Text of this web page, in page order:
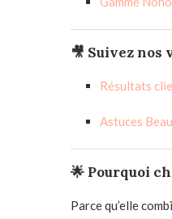
🎥 Suivez nos
Résultats
Astuces
🌟 Pourquoi
Parce qu’elle